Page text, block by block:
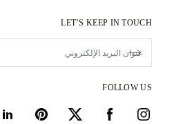
LET’S KEEP IN TOUCH
FOLLOW US